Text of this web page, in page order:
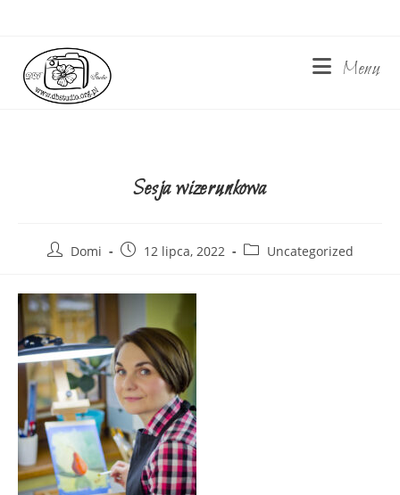
content
Menu
Sesja wizerunkowa
Post Domi
Post 12 lipca, 2022
Post Uncategorized